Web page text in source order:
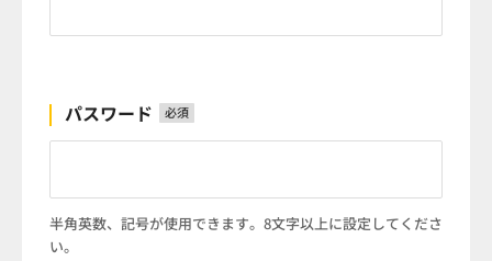
パスワード 必須
半角英数、記号が使用できます。8文字以上に設定してくださ
い。